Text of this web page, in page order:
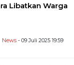
Libatkan Warga
News - 09 Juli 2025 19:59